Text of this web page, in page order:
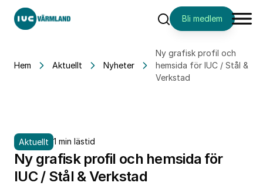
SökBli medlem
Hem Aktuellt Nyheter
Ny grafisk profil och
hemsida för IUC / Stål &
Verkstad
Aktuellt 1 min lästid
Ny grafisk profil och hemsida för
IUC / Stål & Verkstad